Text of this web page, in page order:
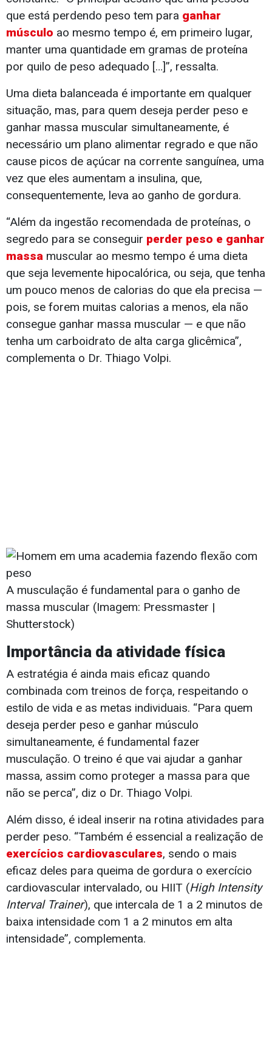
que está perdendo peso tem para ganhar
músculo ao mesmo tempo é, em primeiro lugar,
manter uma quantidade em gramas de proteína
por quilo de peso adequado […]”, ressalta.
Uma dieta balanceada é importante em qualquer
situação, mas, para quem deseja perder peso e
ganhar massa muscular simultaneamente, é
necessário um plano alimentar regrado e que não
cause picos de açúcar na corrente sanguínea, uma
vez que eles aumentam a insulina, que,
consequentemente, leva ao ganho de gordura.
“Além da ingestão recomendada de proteínas, o
segredo para se conseguir perder peso e ganhar
massa muscular ao mesmo tempo é uma dieta
que seja levemente hipocalórica, ou seja, que tenha
um pouco menos de calorias do que ela precisa —
pois, se forem muitas calorias a menos, ela não
consegue ganhar massa muscular — e que não
tenha um carboidrato de alta carga glicêmica”,
complementa o Dr. Thiago Volpi.
A musculação é fundamental para o ganho de
massa muscular (Imagem: Pressmaster |
Shutterstock)
Importância da atividade física
A estratégia é ainda mais eficaz quando
combinada com treinos de força, respeitando o
estilo de vida e as metas individuais. “Para quem
deseja perder peso e ganhar músculo
simultaneamente, é fundamental fazer
musculação. O treino é que vai ajudar a ganhar
massa, assim como proteger a massa para que
não se perca”, diz o Dr. Thiago Volpi.
Além disso, é ideal inserir na rotina atividades para
perder peso. “Também é essencial a realização de
exercícios cardiovasculares, sendo o mais
eficaz deles para queima de gordura o exercício
cardiovascular intervalado, ou HIIT (High Intensity
Interval Trainer), que intercala de 1 a 2 minutos de
baixa intensidade com 1 a 2 minutos em alta
intensidade”, complementa.